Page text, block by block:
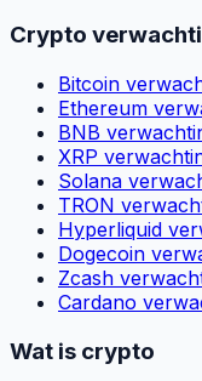
Crypto
Bitcoin
Ethereum
BNB
XRP
Solana
TRON
Hyperliquid
Dogecoin
Zcash
Cardano
Wat is crypto